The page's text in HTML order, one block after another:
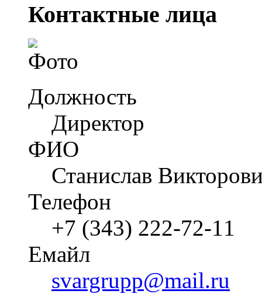
Контактные лица
Должность
Директор
ФИО
Станислав
Телефон
+7 (343) 222‑72-11
Емайл
svargrupp@mail.ru